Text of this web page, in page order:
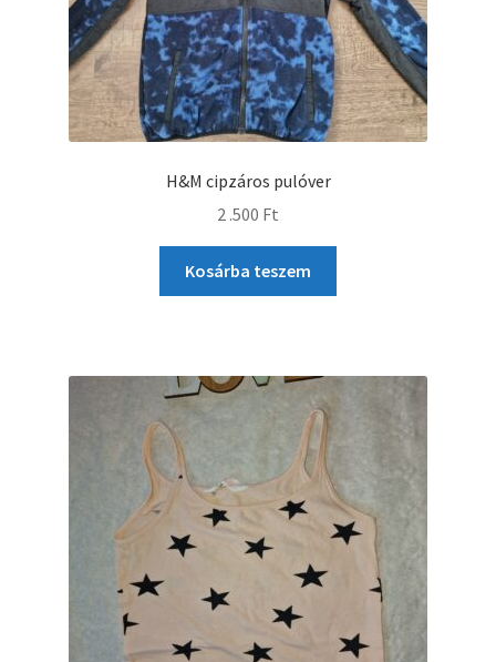
H&M cipzáros pulóver
2 .500 Ft
Kosárba teszem